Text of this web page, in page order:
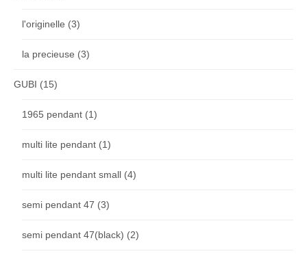
l'originelle (3)
la precieuse (3)
GUBI (15)
1965 pendant (1)
multi lite pendant (1)
multi lite pendant small (4)
semi pendant 47 (3)
semi pendant 47(black) (2)